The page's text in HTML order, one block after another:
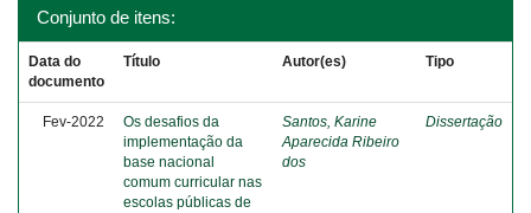
Conjunto de itens:
Data do
documento
Título Autor(es) Tipo
Fev-2022
Os desafios da
implementação da
base nacional
comum curricular nas
escolas públicas de
Santos, Karine
Aparecida Ribeiro
dos
Dissertação